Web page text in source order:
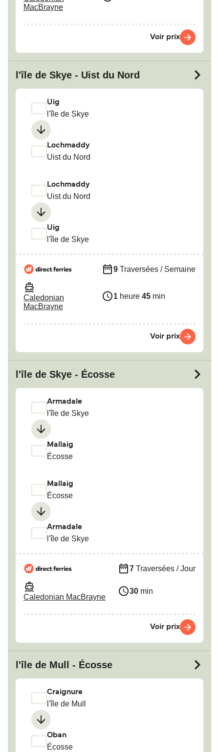
MacBrayne
Voir prix
l'île de Skye - Uist du Nord
Uig
l'île de Skye
Lochmaddy
Uist du Nord
Lochmaddy
Uist du Nord
Uig
l'île de Skye
Caledonian
MacBrayne
9 Traversées / Semaine
1 heure 45 min
Voir prix
l'île de Skye - Écosse
Armadale
l'île de Skye
Mallaig
Écosse
Mallaig
Écosse
Armadale
l'île de Skye
Caledonian MacBrayne
7 Traversées / Jour
30 min
Voir prix
l'île de Mull - Écosse
Craignure
l'île de Mull
Oban
Écosse